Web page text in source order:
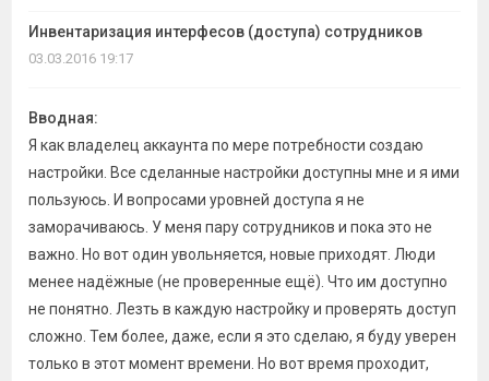
Инвентаризация интерфесов (доступа) сотрудников
03.03.2016 19:17
Вводная:
Я как владелец аккаунта по мере потребности создаю
настройки. Все сделанные настройки доступны мне и я ими
пользуюсь. И вопросами уровней доступа я не
заморачиваюсь. У меня пару сотрудников и пока это не
важно. Но вот один увольняется, новые приходят. Люди
менее надёжные (не проверенные ещё). Что им доступно
не понятно. Лезть в каждую настройку и проверять доступ
сложно. Тем более, даже, если я это сделаю, я буду уверен
только в этот момент времени. Но вот время проходит,